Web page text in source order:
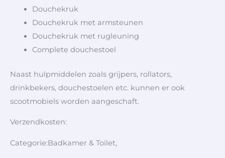
Douchekruk
Douchekruk met armsteunen
Douchekruk met rugleuning
Complete douchestoel
Naast hulpmiddelen zoals grijpers, rollators,
drinkbekers, douchestoelen etc. kunnen er ook
scootmobiels worden aangeschaft.
Verzendkosten:
Categorie:Badkamer & Toilet,